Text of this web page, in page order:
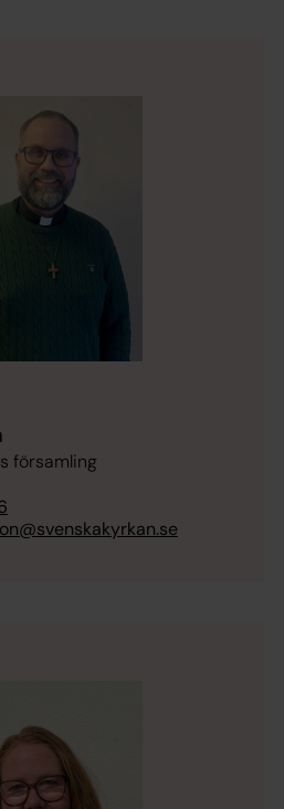
församling